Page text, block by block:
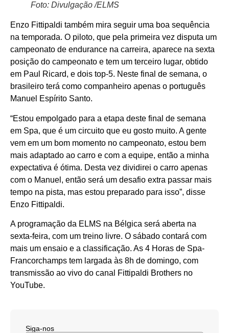
Foto: Divulgação /ELMS
Enzo Fittipaldi também mira seguir uma boa sequência
na temporada. O piloto, que pela primeira vez disputa um
campeonato de endurance na carreira, aparece na sexta
posição do campeonato e tem um terceiro lugar, obtido
em Paul Ricard, e dois top-5. Neste final de semana, o
brasileiro terá como companheiro apenas o português
Manuel Espírito Santo.
“Estou empolgado para a etapa deste final de semana
em Spa, que é um circuito que eu gosto muito. A gente
vem em um bom momento no campeonato, estou bem
mais adaptado ao carro e com a equipe, então a minha
expectativa é ótima. Desta vez dividirei o carro apenas
com o Manuel, então será um desafio extra passar mais
tempo na pista, mas estou preparado para isso”, disse
Enzo Fittipaldi.
A programação da ELMS na Bélgica será aberta na
sexta-feira, com um treino livre. O sábado contará com
mais um ensaio e a classificação. As 4 Horas de Spa-
Francorchamps tem largada às 8h de domingo, com
transmissão ao vivo do canal Fittipaldi Brothers no
YouTube.
Siga-nos